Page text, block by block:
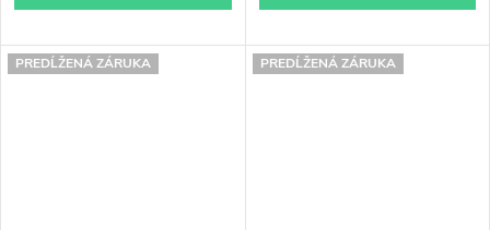
PREDĹŽENÁ ZÁRUKA PREDĹŽENÁ ZÁRUKA